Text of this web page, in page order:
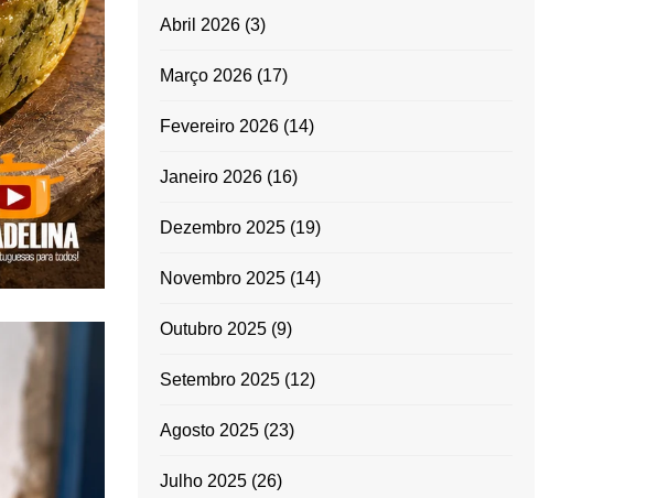
Abril 2026 (3)
Março 2026 (17)
Fevereiro 2026 (14)
Janeiro 2026 (16)
Dezembro 2025 (19)
Novembro 2025 (14)
Outubro 2025 (9)
Setembro 2025 (12)
Agosto 2025 (23)
Julho 2025 (26)